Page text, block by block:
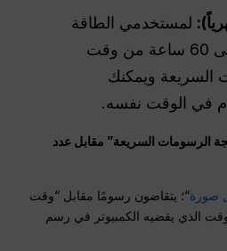
لمستخدمي الطاقة
أو الشركات. تحصل على 60 ساعة من وقت
السريعة ويمكنك
في الوقت نفسه.
الرسومات السريعة” مقابل عدد
صورة“؛ يتقاضون رسومًا مقابل “وقت
الذي يقضيه الكمبيوتر في رسم